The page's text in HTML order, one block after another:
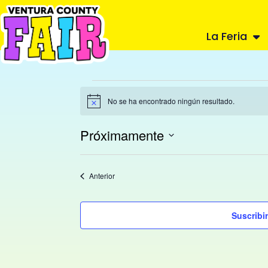
La Feria
Aviso No se ha encontrado ningún resultado.
Próximamente
Seleccione
AnteriorEventos